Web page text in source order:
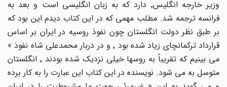
وزیر خارجه انگلیس٬ دارد که به زبان انگلیسی است و بعد به
فرانسه ترجمه شد. مطلب مهمی که در این کتاب دیدم این بود که
بر طبق نظر دولت انگلستان چون نفوذ روسیه در ایران بر اساس
قرارداد ترکمانچای زیاد شده بود ٬ و در دربار محمدعلی شاه نفوذ »
می بینیم که تقریباً به روسها خیلی نزدیک شده بودند ٬ انگلستان
متوسل به می شود. نویسنده در این کتاب این عبارت را به کار برده